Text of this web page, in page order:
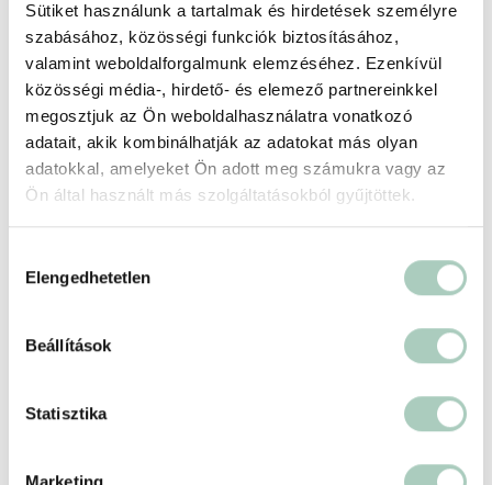
Sütiket használunk a tartalmak és hirdetések személyre
szabásához, közösségi funkciók biztosításához,
valamint weboldalforgalmunk elemzéséhez. Ezenkívül
közösségi média-, hirdető- és elemező partnereinkkel
megosztjuk az Ön weboldalhasználatra vonatkozó
adatait, akik kombinálhatják az adatokat más olyan
adatokkal, amelyeket Ön adott meg számukra vagy az
Ön által használt más szolgáltatásokból gyűjtöttek.
kiválasztása
Elengedhetetlen
Beállítások
Statisztika
Marketing
Partnerünkről
Helyszín
GasztroÉn